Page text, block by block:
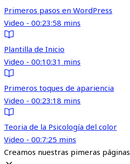
Primeros pasos en WordPress
Video - 00:23:58 mins
Plantilla de Inicio
Video - 00:10:31 mins
Primeros toques de apariencia
Video - 00:23:18 mins
Teoria de la Psicología del color
Video - 00:7:25 mins
Creamos nuestras pimeras páginas